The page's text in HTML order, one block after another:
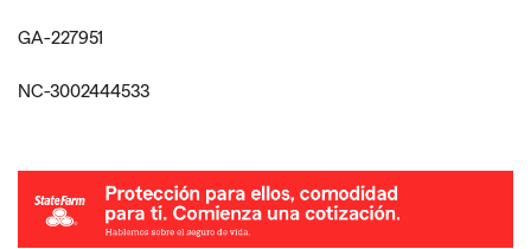
GA-227951
NC-3002444533